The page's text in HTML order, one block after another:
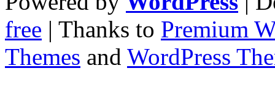
free | Thanks to Premium
Themes and WordPress